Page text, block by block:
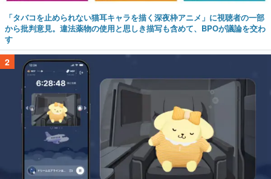
「タバコを止められない猫耳キャラを描く深夜枠アニメ」に視聴者の一部
から批判意見。違法薬物の使用と思しき描写も含めて、BPOが議論を交わ
す
2